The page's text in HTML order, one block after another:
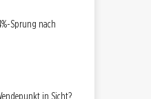
Sprung nach
in Sicht?